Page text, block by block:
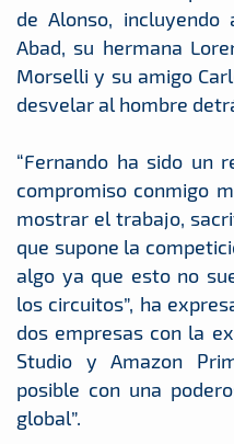
de Alonso, incluyendo
Abad, su hermana
Morselli y su amigo
desvelar al hombre
“Fernando ha sido un
compromiso conmigo
mostrar el trabajo,
que supone la
algo ya que esto no
los circuitos”, ha
dos empresas con la
Studio y Amazon
posible con una
global”.